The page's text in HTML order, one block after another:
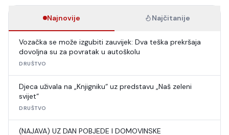
Najnovije Najčitanije
Vozačka se može izgubiti zauvijek: Dva teška prekršaja
dovoljna su za povratak u autoškolu
DRUŠTVO
Djeca uživala na „Knjigniku“ uz predstavu „Naš zeleni
svijet“
DRUŠTVO
(NAJAVA) UZ DAN POBJEDE I DOMOVINSKE